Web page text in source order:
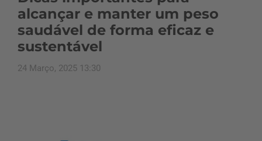
alcançar e manter um peso
saudável de forma eficaz e
sustentável
24 Março, 2025 13:30